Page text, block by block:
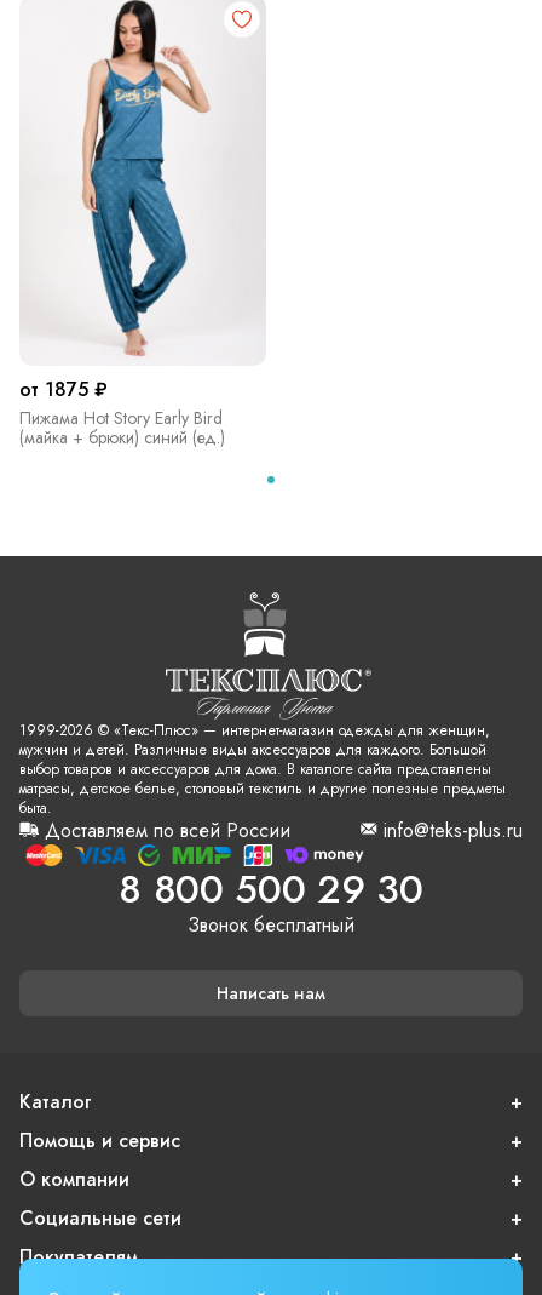
от 1875 ₽
Пижама Hot Story Early Bird
(майка + брюки) синий (ед.)
1999-2026 © «Текс-Плюс» — интернет-магазин одежды для женщин,
мужчин и детей. Различные виды аксессуаров для каждого. Большой
выбор товаров и аксессуаров для дома. В каталоге сайта представлены
матрасы, детское белье, столовый текстиль и другие полезные предметы
быта.
Доставляем по всей России info@teks-plus.ru
8 800 500 29 30
Звонок бесплатный
Написать нам
Каталог
Помощь и сервис
О компании
Социальные сети
Покупателям